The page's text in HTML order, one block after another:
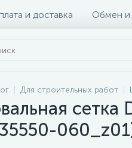
и доставка Обмен и
Для строительных работ
сетка